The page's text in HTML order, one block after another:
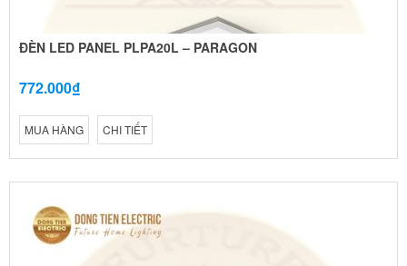
ĐÈN LED PANEL PLPA20L – PARAGON
772.000₫
MUA HÀNG CHI TIẾT